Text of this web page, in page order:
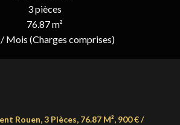
3 pièces
76.87 m²
Mois (Charges comprises)
Rouen, 3 Pièces, 76.87 M², 900 € /